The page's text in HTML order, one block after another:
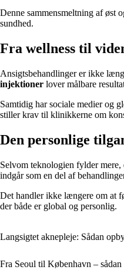
Denne sammensmeltning af øst
sundhed.
Fra wellness til
Ansigtsbehandlinger er ikke
injektioner lover målbare
Samtidig har sociale medier og
stiller krav til klinikkerne om
Den personlige
Selvom teknologien fylder
indgår som en del af
Det handler ikke længere om at
der både er global og personlig.
Langsigtet aknepleje: Sådan
Fra Seoul til København –